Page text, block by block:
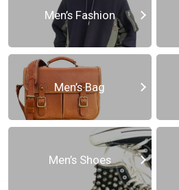
Men’s Fashion
Men’s Bag
Men’s Shoes